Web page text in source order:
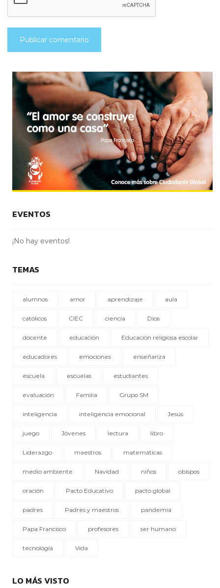
EVENTOS
¡No hay eventos!
TEMAS
alumnos amor aprendizaje aula
católicos CIEC ciencia Dios
docente educación Educación religiosa escolar
educadores emociones enseñanza
escuela escuelas estudiantes
evaluación Familia Grupo SM
inteligencia inteligencia emocional Jesús
juego Jóvenes lectura libro
Liderazgo maestros matemáticas
medio ambiente Navidad niños obispos
oración Pacto Educativo pacto global
padres Padres y maestros pandemia
Papa Francisco profesores ser humano
tecnología Vida
LO MÁS VISTO